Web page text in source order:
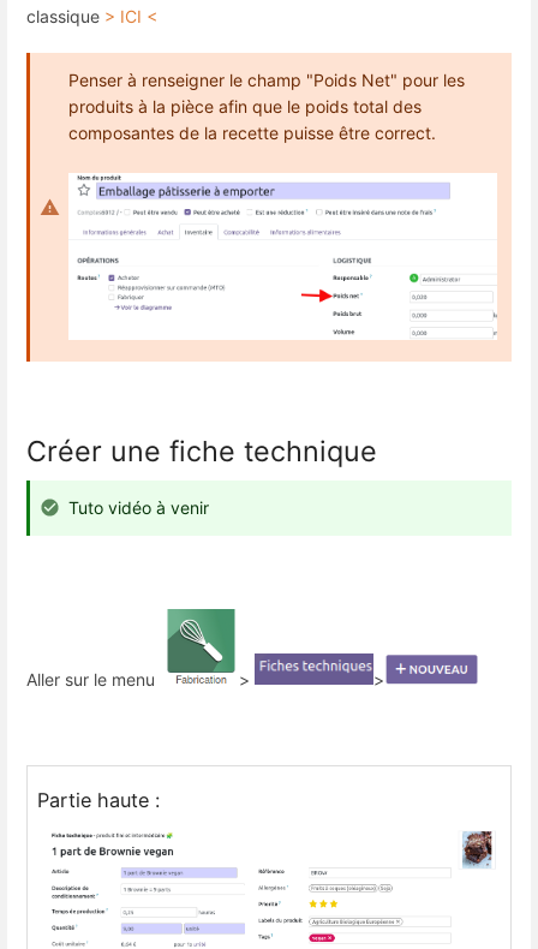
classique > ICI <
Penser à renseigner le champ "Poids Net" pour les
produits à la pièce afin que le poids total des
composantes de la recette puisse être correct.
Créer une fiche technique
Tuto vidéo à venir
Aller sur le menu > >
Partie haute :